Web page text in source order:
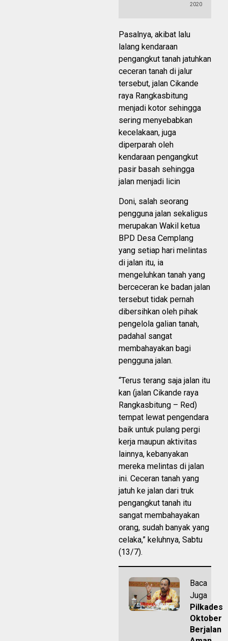
2020
Pasalnya, akibat lalu
lalang kendaraan
pengangkut tanah jatuhkan
ceceran tanah di jalur
tersebut, jalan Cikande
raya Rangkasbitung
menjadi kotor sehingga
sering menyebabkan
kecelakaan, juga
diperparah oleh
kendaraan pengangkut
pasir basah sehingga
jalan menjadi licin
Doni, salah seorang
pengguna jalan sekaligus
merupakan Wakil ketua
BPD Desa Cemplang
yang setiap hari melintas
di jalan itu, ia
mengeluhkan tanah yang
berceceran ke badan jalan
tersebut tidak pernah
dibersihkan oleh pihak
pengelola galian tanah,
padahal sangat
membahayakan bagi
pengguna jalan.
“Terus terang saja jalan itu
kan (jalan Cikande raya
Rangkasbitung – Red)
tempat lewat pengendara
baik untuk pulang pergi
kerja maupun aktivitas
lainnya, kebanyakan
mereka melintas di jalan
ini. Ceceran tanah yang
jatuh ke jalan dari truk
pengangkut tanah itu
sangat membahayakan
orang, sudah banyak yang
celaka,” keluhnya, Sabtu
(13/7).
Baca
Juga
Pilkades
Oktober
Berjalan